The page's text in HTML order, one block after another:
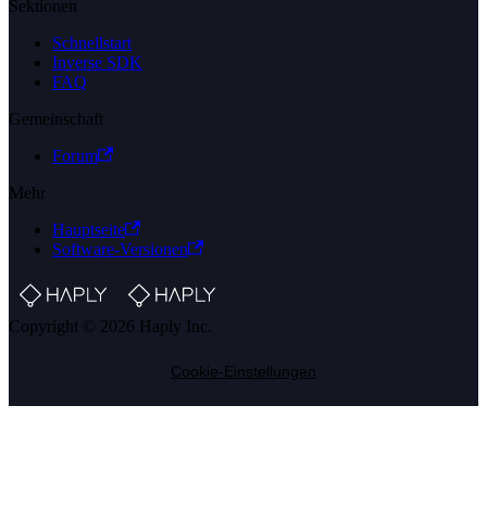
Sektionen
Schnellstart
Inverse SDK
FAQ
Gemeinschaft
Forum
Mehr
Hauptseite
Software-Versionen
Copyright © 2026 Haply Inc.
Cookie-Einstellungen